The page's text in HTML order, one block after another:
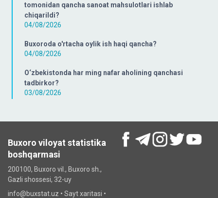
tomonidan qancha sanoat mahsulotlari ishlab
chiqarildi?
04/08/2026
Buxoroda o'rtacha oylik ish haqi qancha?
04/08/2026
O‘zbekistonda har ming nafar aholining qanchasi
tadbirkor?
03/08/2026
Buxoro viloyat statistika
boshqarmasi
200100, Buxoro vil., Buxoro sh.,
Gazli shossesi, 32-uy
info@buxstat.uz • Sayt xaritasi •